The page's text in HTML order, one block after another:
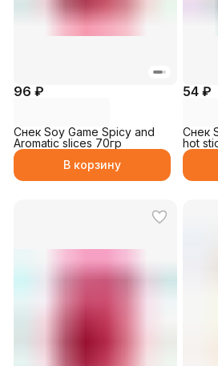
96 ₽
Снек Soy Game Spicy and
Aromatic slices 70гр
В корзину
54 ₽
Снек
hot